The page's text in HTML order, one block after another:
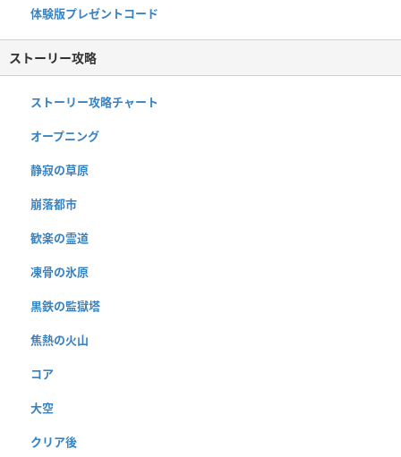
体験版プレゼントコード
ストーリー攻略
ストーリー攻略チャート
オープニング
静寂の草原
崩落都市
歓楽の霊道
凍骨の氷原
黒鉄の監獄塔
焦熱の火山
コア
大空
クリア後